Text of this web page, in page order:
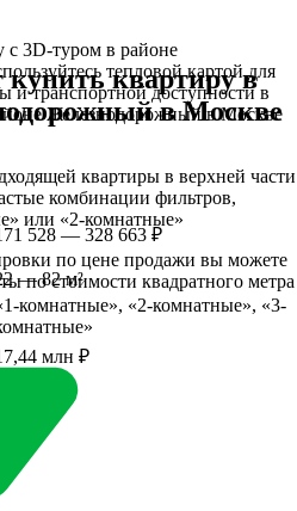
c 3D-туром в районе
тепловой картой для
и транспортной доступности в
Железнодорожный в Москве
квартиры в верхней части
комбинации фильтров,
или «2-комнатные»
по цене продажи вы можете
по стоимости квадратного метра
купить квартиру в
в Москве
528 — 328 663 ₽
— 82 м²
комнатные», «2-комнатные», «3-
млн ₽